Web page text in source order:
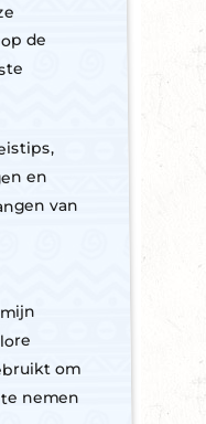
de
en
van
om
nemen